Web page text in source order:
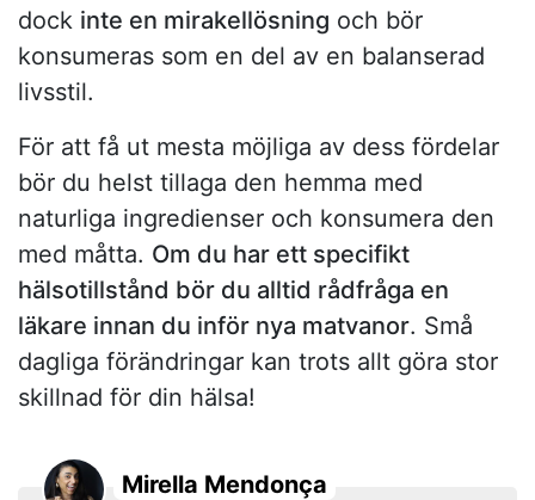
dock inte en mirakellösning och bör
konsumeras som en del av en balanserad
livsstil.
För att få ut mesta möjliga av dess fördelar
bör du helst tillaga den hemma med
naturliga ingredienser och konsumera den
med måtta. Om du har ett specifikt
hälsotillstånd bör du alltid rådfråga en
läkare innan du inför nya matvanor. Små
dagliga förändringar kan trots allt göra stor
skillnad för din hälsa!
Mirella Mendonça